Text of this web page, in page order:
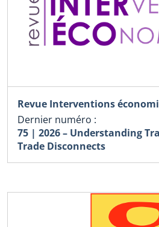
Revue Interventions
Dernier numéro :
75 | 2026 – Understanding
Trade Disconnects